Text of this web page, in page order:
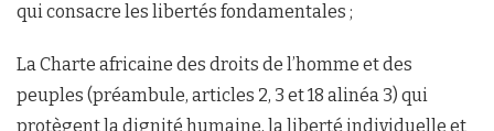
qui consacre les libertés fondamentales ;
La Charte africaine des droits de l’homme et des
peuples (préambule, articles 2, 3 et 18 alinéa 3) qui
protègent la dignité humaine, la liberté individuelle et